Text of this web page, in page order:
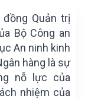
Quản trị
Bộ Công an
An ninh kinh
hàng là sự
nỗ lực của
nhiệm của